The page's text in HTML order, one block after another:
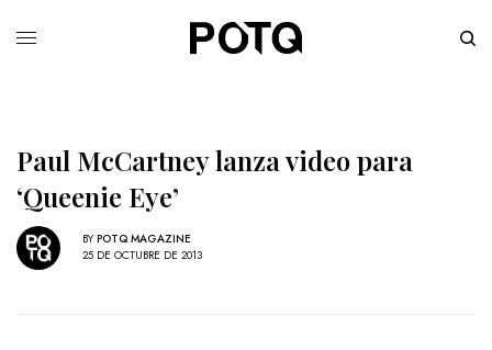
Paul McCartney lanza video para
‘Queenie Eye’
BY POTQ MAGAZINE
25 DE OCTUBRE DE 2013